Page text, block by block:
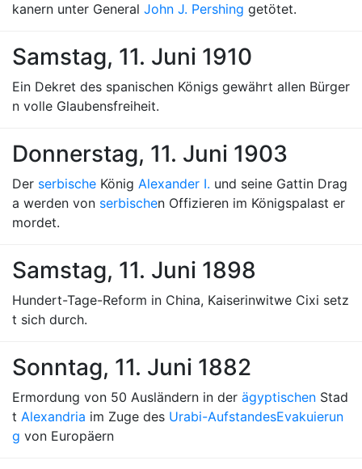
kanern unter General John J. Pershing getötet.
Samstag, 11. Juni 1910
Ein Dekret des spanischen Königs gewährt allen Bürger
n volle Glaubensfreiheit.
Donnerstag, 11. Juni 1903
Der serbische König Alexander I. und seine Gattin Drag
a werden von serbischen Offizieren im Königspalast er
mordet.
Samstag, 11. Juni 1898
Hundert-Tage-Reform in China, Kaiserinwitwe Cixi setz
t sich durch.
Sonntag, 11. Juni 1882
Ermordung von 50 Ausländern in der ägyptischen Stad
t Alexandria im Zuge des Urabi-AufstandesEvakuierun
g von Europäern